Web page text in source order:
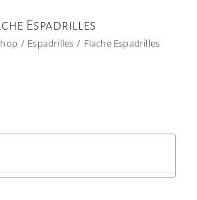
Espadrilles
Espadrilles Flache Espadrilles